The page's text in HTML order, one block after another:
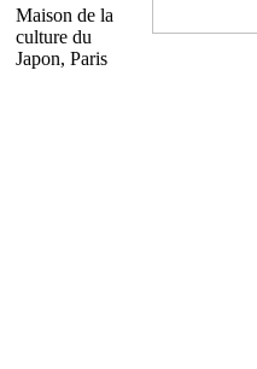
Maison de la
culture du
Japon, Paris